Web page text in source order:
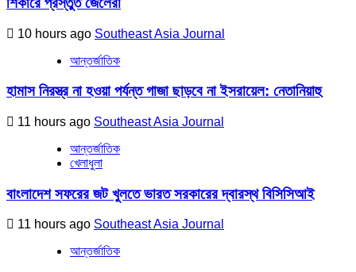
10 hours ago Southeast Asia Journal
আন্তর্জাতিক
হামাস নিরস্ত্র না হওয়া পর্যন্ত গাজা ছাড়বে না ইসরায়েল: নেতানিয়াহু
11 hours ago Southeast Asia Journal
আন্তর্জাতিক
খেলাধুলা
বাংলাদেশ সফরের জট খুলতে ভারত সরকারের দ্বারস্থ বিসিসিআই
11 hours ago Southeast Asia Journal
আন্তর্জাতিক